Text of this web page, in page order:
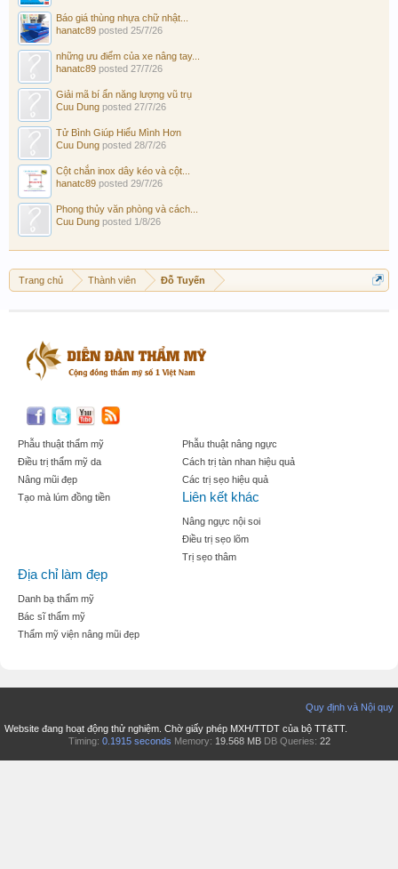
Báo giá thùng nhựa chữ nhật...
hanatc89 posted 25/7/26
những ưu điểm của xe nâng tay...
hanatc89 posted 27/7/26
Giải mã bí ẩn năng lượng vũ trụ
Cuu Dung posted 27/7/26
Tử Bình Giúp Hiểu Mình Hơn
Cuu Dung posted 28/7/26
Cột chắn inox dây kéo và cột...
hanatc89 posted 29/7/26
Phong thủy văn phòng và cách...
Cuu Dung posted 1/8/26
Trang chủ Thành viên Đỗ Tuyến
Phẫu thuật thẩm mỹ
Điều trị thẩm mỹ da
Nâng mũi đẹp
Tạo mà lúm đồng tiền
Phẫu thuật nâng ngực
Cách trị tàn nhan hiệu quả
Các trị sẹo hiệu quả
Liên kết khác
Nâng ngực nội soi
Điều trị sẹo lõm
Trị sẹo thâm
Địa chỉ làm đẹp
Danh bạ thẩm mỹ
Bác sĩ thẩm mỹ
Thẩm mỹ viện nâng mũi đẹp
Quy định và Nội quy
Website đang hoạt động thử nghiệm. Chờ giấy phép MXH/TTDT của bộ TT&TT.
Timing: 0.1915 seconds Memory: 19.568 MB DB Queries: 22